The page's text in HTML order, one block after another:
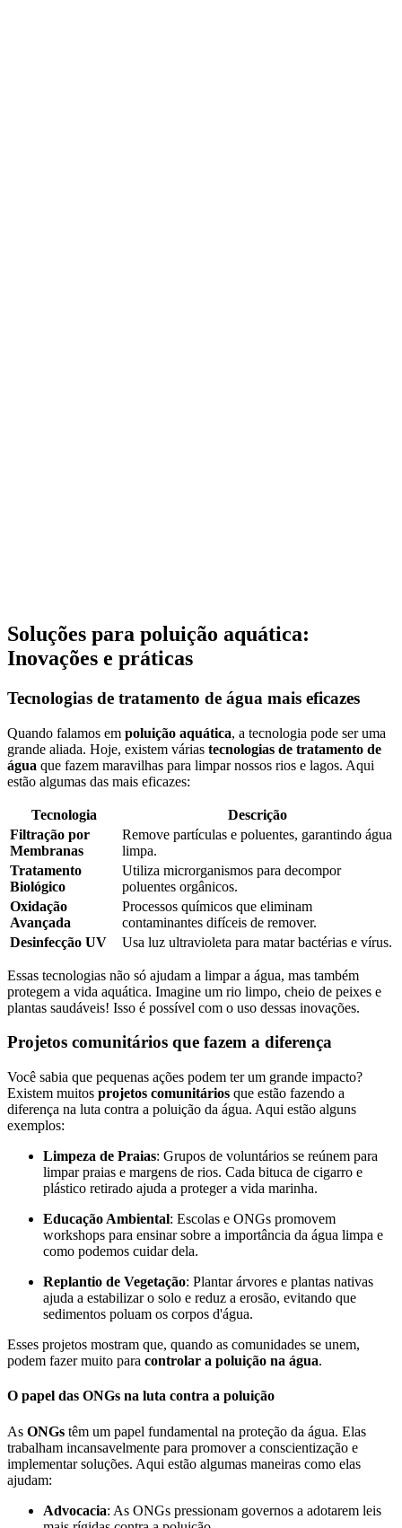
Soluções para poluição aquática:
Inovações e práticas
Tecnologias de tratamento de água mais eficazes
Quando falamos em poluição aquática, a tecnologia pode ser uma
grande aliada. Hoje, existem várias tecnologias de tratamento de
água que fazem maravilhas para limpar nossos rios e lagos. Aqui
estão algumas das mais eficazes:
Tecnologia
Descrição
Filtração por
Membranas
Remove partículas e poluentes, garantindo água
limpa.
Tratamento
Biológico
Utiliza microrganismos para decompor
poluentes orgânicos.
Oxidação
Avançada
Processos químicos que eliminam
contaminantes difíceis de remover.
Desinfecção UV
Usa luz ultravioleta para matar bactérias e vírus.
Essas tecnologias não só ajudam a limpar a água, mas também
protegem a vida aquática. Imagine um rio limpo, cheio de peixes e
plantas saudáveis! Isso é possível com o uso dessas inovações.
Projetos comunitários que fazem a diferença
Você sabia que pequenas ações podem ter um grande impacto?
Existem muitos projetos comunitários que estão fazendo a
diferença na luta contra a poluição da água. Aqui estão alguns
exemplos:
Limpeza de Praias: Grupos de voluntários se reúnem para
limpar praias e margens de rios. Cada bituca de cigarro e
plástico retirado ajuda a proteger a vida marinha.
Educação Ambiental: Escolas e ONGs promovem
workshops para ensinar sobre a importância da água limpa e
como podemos cuidar dela.
Replantio de Vegetação: Plantar árvores e plantas nativas
ajuda a estabilizar o solo e reduz a erosão, evitando que
sedimentos poluam os corpos d'água.
Esses projetos mostram que, quando as comunidades se unem,
podem fazer muito para controlar a poluição na água.
O papel das ONGs na luta contra a poluição
As ONGs têm um papel fundamental na proteção da água. Elas
trabalham incansavelmente para promover a conscientização e
implementar soluções. Aqui estão algumas maneiras como elas
ajudam:
Advocacia: As ONGs pressionam governos a adotarem leis